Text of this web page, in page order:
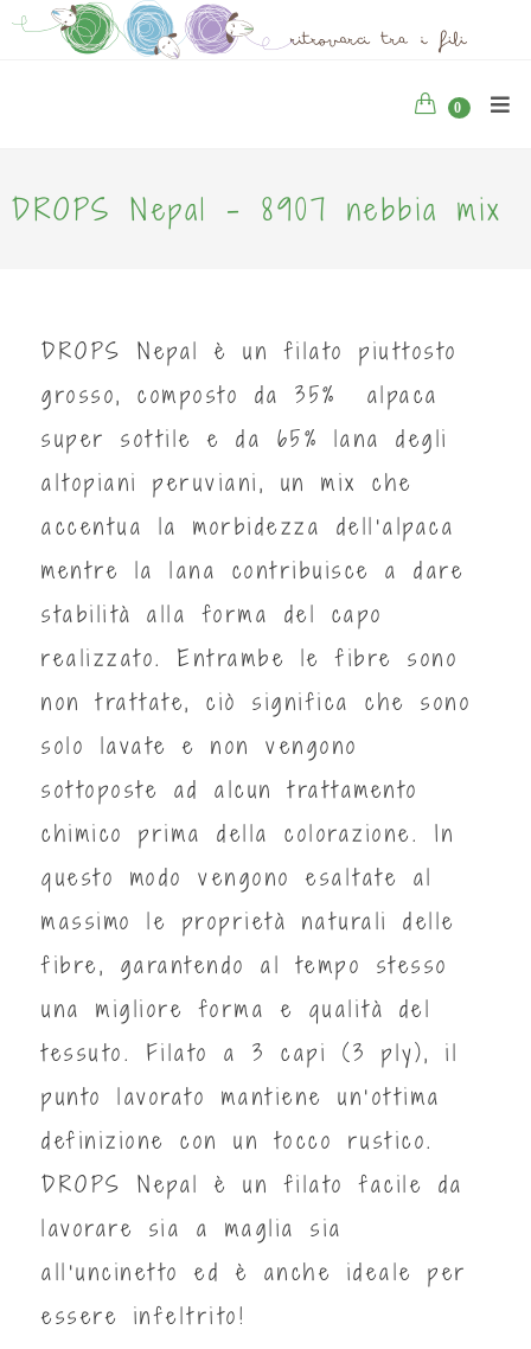
0
DROPS Nepal - 8907 nebbia mix
DROPS Nepal è un filato piuttosto
grosso, composto da 35% alpaca
super sottile e da 65% lana degli
altopiani peruviani, un mix che
accentua la morbidezza dell'alpaca
mentre la lana contribuisce a dare
stabilità alla forma del capo
realizzato. Entrambe le fibre sono
non trattate, ciò significa che sono
solo lavate e non vengono
sottoposte ad alcun trattamento
chimico prima della colorazione. In
questo modo vengono esaltate al
massimo le proprietà naturali delle
fibre, garantendo al tempo stesso
una migliore forma e qualità del
tessuto. Filato a 3 capi (3 ply), il
punto lavorato mantiene un'ottima
definizione con un tocco rustico.
DROPS Nepal è un filato facile da
lavorare sia a maglia sia
all'uncinetto ed è anche ideale per
essere infeltrito!